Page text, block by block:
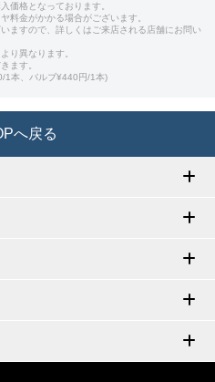
価格となっております。
料金がかかる場合がございます。
ますので、詳しくはご来店される店舗にお問い
り異なります。
ます。
1本、バルブ¥440円/1本)
へ戻る